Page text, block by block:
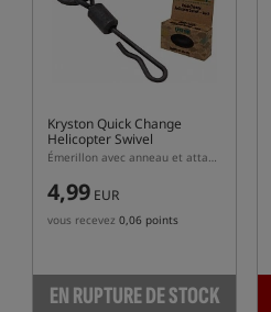
Kryston Quick Change
Helicopter Swivel
Émerillon avec anneau et attache rapide
4,99 EUR
vous recevez 0,06 points
EN RUPTURE DE STOCK